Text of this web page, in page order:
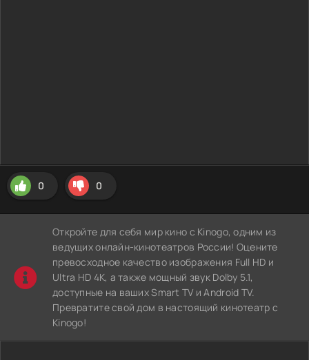
0 0
Откройте для себя мир кино с Kinogo, одним из
ведущих онлайн-кинотеатров России! Оцените
превосходное качество изображения Full HD и
Ultra HD 4K, а также мощный звук Dolby 5.1,
доступные на ваших Smart TV и Android TV.
Превратите свой дом в настоящий кинотеатр с
Kinogo!